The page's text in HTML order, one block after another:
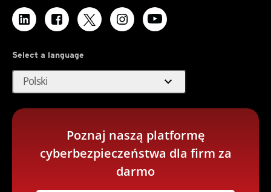
Select a language
Polski expand_more
Poznaj naszą platformę
cyberbezpieczeństwa dla firm za
darmo